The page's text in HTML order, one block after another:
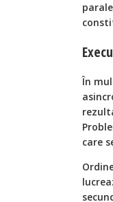
În
care